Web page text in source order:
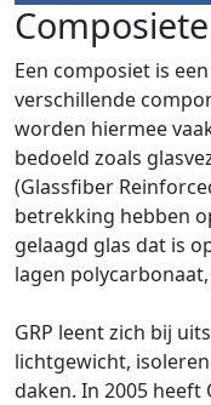
Een composiet is
verschillende
worden hiermee
bedoeld zoals
(Glassfiber
betrekking hebben
gelaagd glas dat is
lagen
GRP leent zich bij
lichtgewicht,
daken. In 2005 heeft